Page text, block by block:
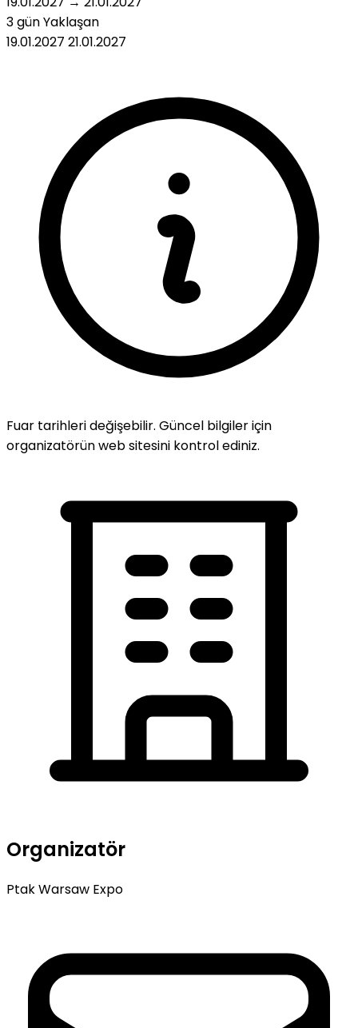
3 günYaklaşan
19.01.2027 21.01.2027
Fuar tarihleri değişebilir. Güncel bilgiler için
organizatörün web sitesini kontrol ediniz.
Organizatör
Ptak Warsaw Expo